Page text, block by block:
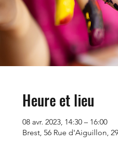
Heure et lieu
08 avr. 2023, 14:30 – 16:00
Brest, 56 Rue d'Aiguillon,